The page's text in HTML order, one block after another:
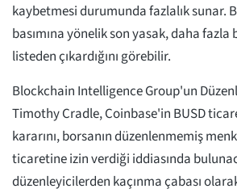
kaybetmesi durumunda fazlalık sunar.
basımına yönelik son yasak, daha
listeden çıkardığını görebilir.
Blockchain Intelligence Group'un
Timothy Cradle, Coinbase'in BUSD
kararını, borsanın düzenlenmemiş
ticaretine izin verdiği iddiasında
düzenleyicilerden kaçınma çabası